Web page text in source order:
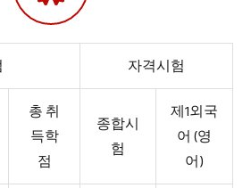
자격시험
총 취
득학
점
종합시
험
제1외국
어 (영
어)